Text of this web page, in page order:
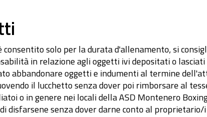
consentito solo per la durata d'allenamento, si
in relazione agli oggetti ivi depositati o
abbandonare oggetti e indumenti al termine
il lucchetto senza dover poi rimborsare al
o in genere nei locali della ASD Montenero
disfarsene senza dover darne conto al proprietario/